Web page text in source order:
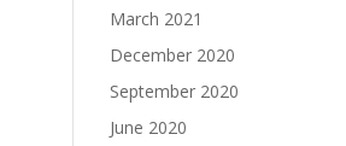
March 2021
December 2020
September 2020
June 2020